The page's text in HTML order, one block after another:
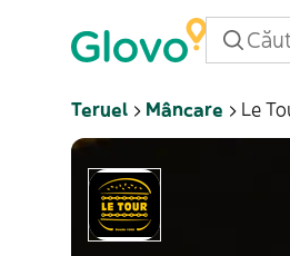
Teruel Mâncare Le